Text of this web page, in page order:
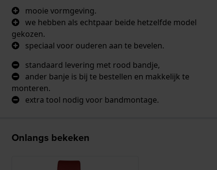
mooie vormgeving.
we hebben als echtpaar beide hetzelfde model
gekozen.
speciaal voor ouderen aan te bevelen.
standaard levering met rood bandje,
ander banje is bij te bestellen en makkelijk te
monteren.
extra tool nodig voor bandmontage.
Onlangs bekeken